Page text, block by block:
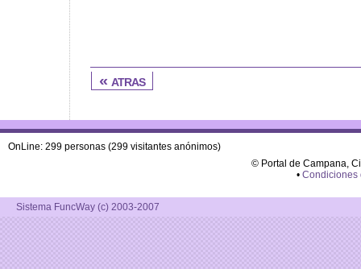
« atras
OnLine: 299 personas (299 visitantes anónimos)
© Portal de Campana,
• Condiciones
Sistema FuncWay (c) 2003-2007